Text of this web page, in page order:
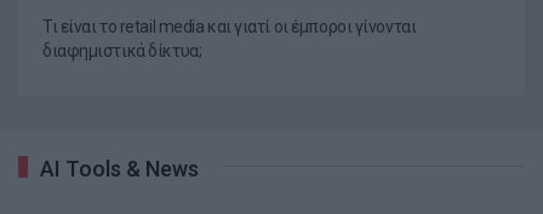
Τι είναι το retail media και γιατί οι έμποροι γίνονται
διαφημιστικά δίκτυα;
AI Tools & News